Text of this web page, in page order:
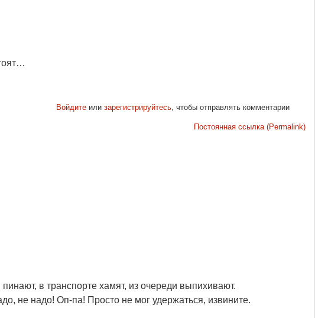
Войдитеили зарегистрируйтесь, чтобы отправлять комментарии
Постоянная ссылка (Permalink)
в транспорте хамят, из очереди выпихивают.
не надо! Оп-па! Просто не мог удержаться, извините.